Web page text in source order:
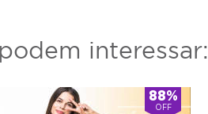
interessar:
88%
OFF